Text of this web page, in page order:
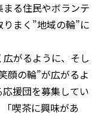
る住民やボランテ
まく”地域の輪”に
がるように、そし
顔の輪”が広がるよ
援団を募集してい
喫茶に興味があ